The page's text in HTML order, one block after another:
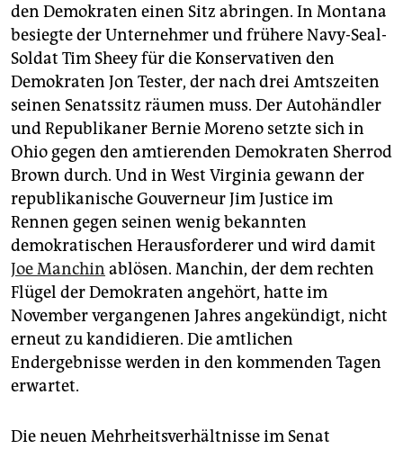
den Demokraten einen Sitz abringen. In Montana
besiegte der Unternehmer und frühere Navy-Seal-
Soldat Tim Sheey für die Konservativen den
Demokraten Jon Tester, der nach drei Amtszeiten
seinen Senatssitz räumen muss. Der Autohändler
und Republikaner Bernie Moreno setzte sich in
Ohio gegen den amtierenden Demokraten Sherrod
Brown durch. Und in West Virginia gewann der
republikanische Gouverneur Jim Justice im
Rennen gegen seinen wenig bekannten
demokratischen Herausforderer und wird damit
Joe Manchin ablösen. Manchin, der dem rechten
Flügel der Demokraten angehört, hatte im
November vergangenen Jahres angekündigt, nicht
erneut zu kandidieren. Die amtlichen
Endergebnisse werden in den kommenden Tagen
erwartet.
Die neuen Mehrheitsverhältnisse im Senat